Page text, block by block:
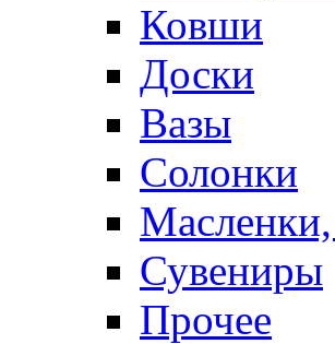
Ковши
Доски
Вазы
Солонки
Сувениры
Прочее